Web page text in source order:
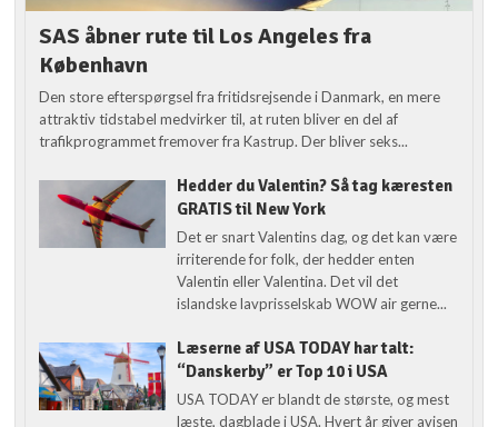
SAS åbner rute til Los Angeles fra
København
Den store efterspørgsel fra fritidsrejsende i Danmark, en mere
attraktiv tidstabel medvirker til, at ruten bliver en del af
trafikprogrammet fremover fra Kastrup. Der bliver seks...
Hedder du Valentin? Så tag kæresten
GRATIS til New York
Det er snart Valentins dag, og det kan være
irriterende for folk, der hedder enten
Valentin eller Valentina. Det vil det
islandske lavprisselskab WOW air gerne...
Læserne af USA TODAY har talt:
“Danskerby” er Top 10 i USA
USA TODAY er blandt de største, og mest
læste, dagblade i USA. Hvert år giver avisen